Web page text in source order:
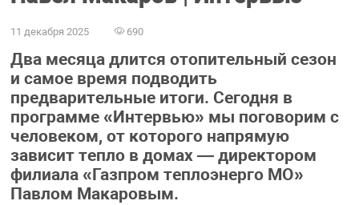
11 декабря 2025 690
Два месяца длится отопительный сезон
и самое время подводить
предварительные итоги. Сегодня в
программе «Интервью» мы поговорим с
человеком, от которого напрямую
зависит тепло в домах — директором
филиала «Газпром теплоэнерго МО»
Павлом Макаровым.